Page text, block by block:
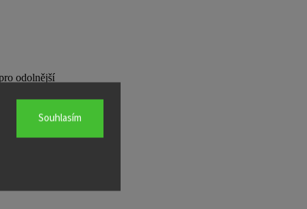
Souhlasím
odolnější